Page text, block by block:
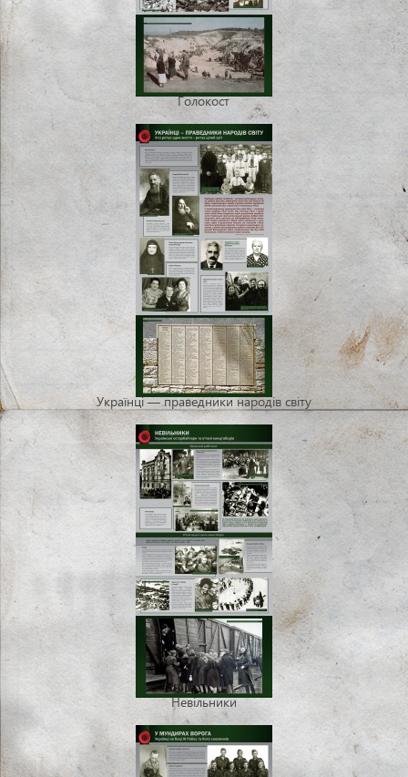
Голокост
Українці — праведники народів світу
Невільники